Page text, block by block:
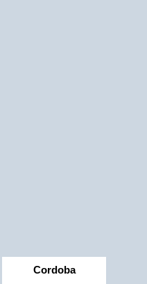
Cordoba